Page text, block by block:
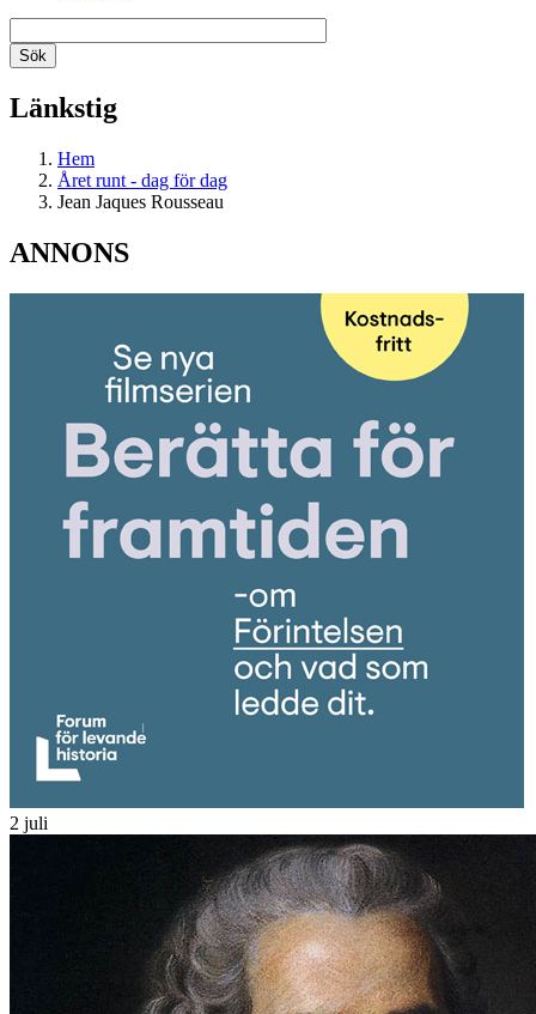
Länkstig
Hem
Året runt - dag för dag
Jean Jaques Rousseau
ANNONS
2 juli